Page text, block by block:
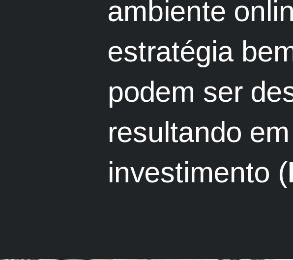
ambiente
estratégia
podem ser
resultando
investimento (